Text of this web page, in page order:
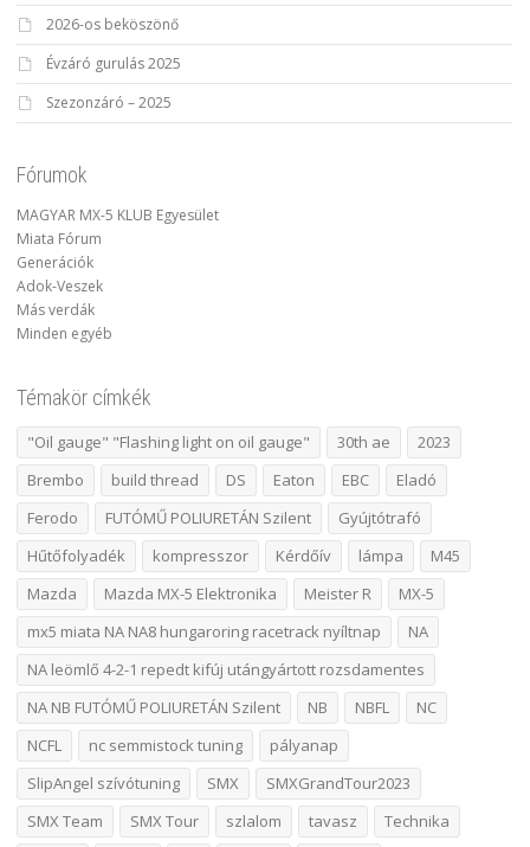
2026-os beköszönő
Évzáró gurulás 2025
Szezonzáró – 2025
Fórumok
MAGYAR MX-5 KLUB Egyesület
Miata Fórum
Generációk
Adok-Veszek
Más verdák
Minden egyéb
Témakör címkék
"Oil gauge" "Flashing light on oil gauge" 30th ae
2023
Brembo
build thread DS Eaton EBC
Eladó
Ferodo
FUTÓMŰ POLIURETÁN Szilent
Gyújtótrafó
Hűtőfolyadék
kompresszor Kérdőív lámpa
M45
Mazda
Mazda MX-5 Elektronika Meister R
MX-5
mx5 miata NA NA8 hungaroring racetrack nyíltnap
NA
NA leömlő 4-2-1 repedt kifúj utángyártott rozsdamentes
NA NB FUTÓMŰ POLIURETÁN Szilent
NB NBFL
NC
NCFL
nc semmistock tuning
pályanap
SlipAngel szívótuning
SMX
SMXGrandTour2023
SMX Team
SMX Tour szlalom tavasz
Technika